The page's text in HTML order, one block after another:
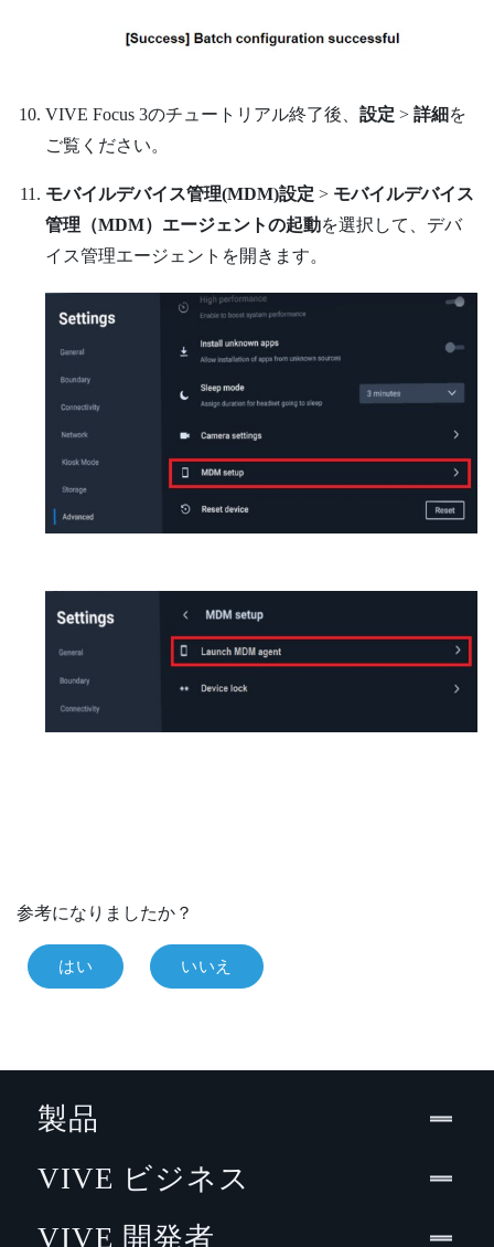
VIVE Focus3のチュートリアル終了後、 設定 > 詳細 を
ご覧ください。
モバイルデバイス管理(MDM)設定 > モバイルデバイス
管理（MDM）エージェントの起動を選択して、デバ
イス管理エージェントを開きます。
参考になりましたか？
はい いいえ
製品
VIVE ビジネス
VIVE 開発者